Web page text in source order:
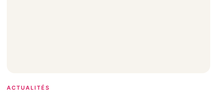
ACTUALITÉS